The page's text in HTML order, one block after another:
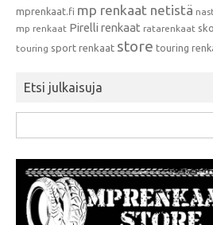
mprenkaat.fi mp renkaat netistä
mp renkaat Pirelli renkaat ratarenkaat
touring sport renkaat store touring
Etsi julkaisuja